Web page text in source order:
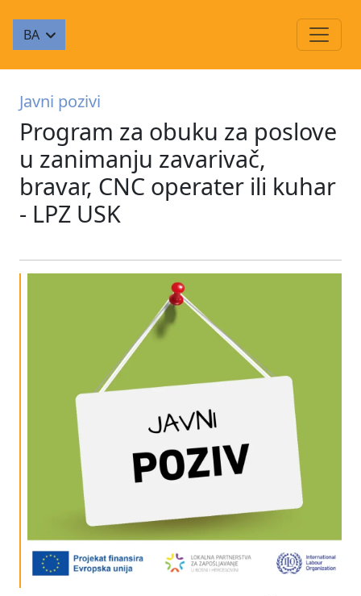
BA
Javni pozivi
Program za obuku za poslove
u zanimanju zavarivač,
bravar, CNC operater ili kuhar
- LPZ USK